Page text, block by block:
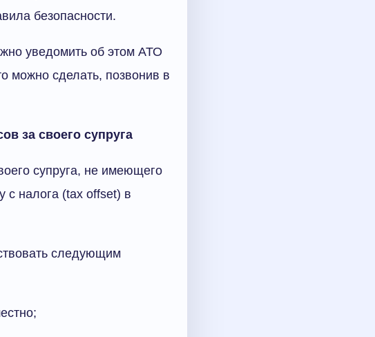
безопасности.
уведомить об этом АТО
можно сделать, позвонив в
за своего супруга
супруга, не имеющего
с налога (tax offset) в
следующим